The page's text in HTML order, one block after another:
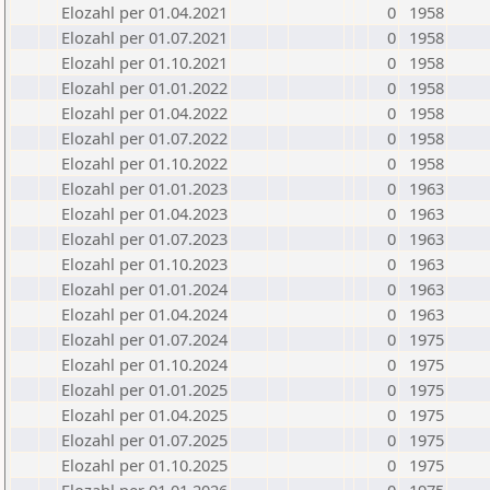
Elozahl per 01.04.2021 0
1958
Elozahl per 01.07.2021
0
1958
Elozahl per 01.10.2021
0
1958
Elozahl per 01.01.2022
0
1958
Elozahl per 01.04.2022
0
1958
Elozahl per 01.07.2022
0
1958
Elozahl per 01.10.2022
0
1958
Elozahl per 01.01.2023
0
1963
Elozahl per 01.04.2023
0
1963
Elozahl per 01.07.2023
0
1963
Elozahl per 01.10.2023
0
1963
Elozahl per 01.01.2024
0
1963
Elozahl per 01.04.2024
0
1963
Elozahl per 01.07.2024
0
1975
Elozahl per 01.10.2024
0
1975
Elozahl per 01.01.2025
0
1975
Elozahl per 01.04.2025
0
1975
Elozahl per 01.07.2025
0
1975
Elozahl per 01.10.2025
0
1975